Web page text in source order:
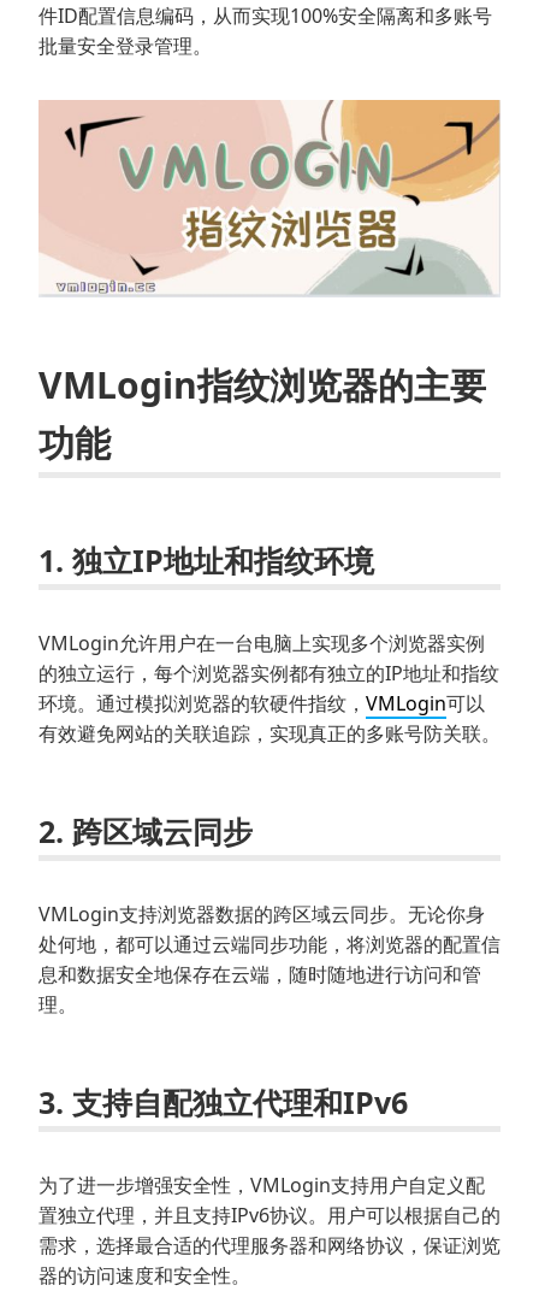
件ID配置信息编码，从而实现100%安全隔离和多账号
批量安全登录管理。
VMLogin指纹浏览器的主要
功能
1. 独立IP地址和指纹环境
VMLogin允许用户在一台电脑上实现多个浏览器实例
的独立运行，每个浏览器实例都有独立的IP地址和指纹
环境。通过模拟浏览器的软硬件指纹， VMLogin可以
有效避免网站的关联追踪，实现真正的多账号防关联。
2. 跨区域云同步
VMLogin支持浏览器数据的跨区域云同步。无论你身
处何地，都可以通过云端同步功能，将浏览器的配置信
息和数据安全地保存在云端，随时随地进行访问和管
理。
3. 支持自配独立代理和IPv6
为了进一步增强安全性，VMLogin支持用户自定义配
置独立代理，并且支持IPv6协议。用户可以根据自己的
需求，选择最合适的代理服务器和网络协议，保证浏览
器的访问速度和安全性。